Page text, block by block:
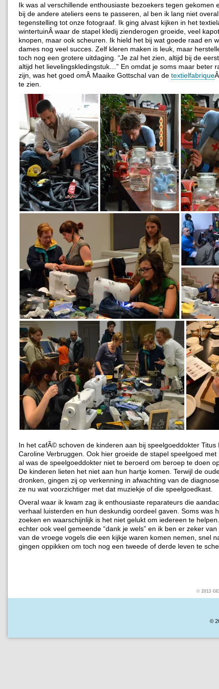
Ik was al verschillende enthousiaste bezoekers tegen gekomen
bij de andere ateliers eens te passeren, al ben ik lang niet
tegenstelling tot onze fotograaf. Ik ging alvast kijken in het
wintertuinÂ waar de stapel kledij zienderogen groeide, veel
knopen, maar ook scheuren. Ik hield het bij wat goede raad en
dames nog veel succes. Zelf kleren maken is leuk, maar
toch nog een grotere uitdaging. “Je zal het zien, altijd bij de
altijd het lievelingskledingstuk…” En omdat je soms maar beter
zijn, was het goed omÂ Maaike Gottschal van de textielfabrique
te zien.
In het cafÃ© schoven de kinderen aan bij speelgoeddokter Titus
Caroline Verbruggen. Ook hier groeide de stapel speelgoed met
al was de speelgoeddokter niet te beroerd om beroep te doen
De kinderen lieten het niet aan hun hartje komen. Terwijl de
dronken, gingen zij op verkenning in afwachting van de
ze nu wat voorzichtiger met dat muziekje of die speelgoedkast.
Overal waar ik kwam zag ik enthousiaste reparateurs die
verhaal luisterden en hun deskundig oordeel gaven. Soms was
zoeken en waarschijnlijk is het niet gelukt om iedereen te
echter ook veel gemeende “dank je wels” en ik ben er zeker
van de vroege vogels die een kijkje waren komen nemen, snel
gingen oppikken om toch nog een tweede of derde leven te
© 2013
©